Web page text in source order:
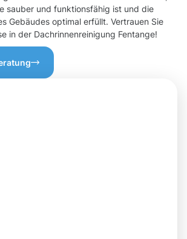
sauber und funktionsfähig ist und die
Gebäudes optimal erfüllt. Vertrauen Sie
in der Dachrinnenreinigung Fentange!